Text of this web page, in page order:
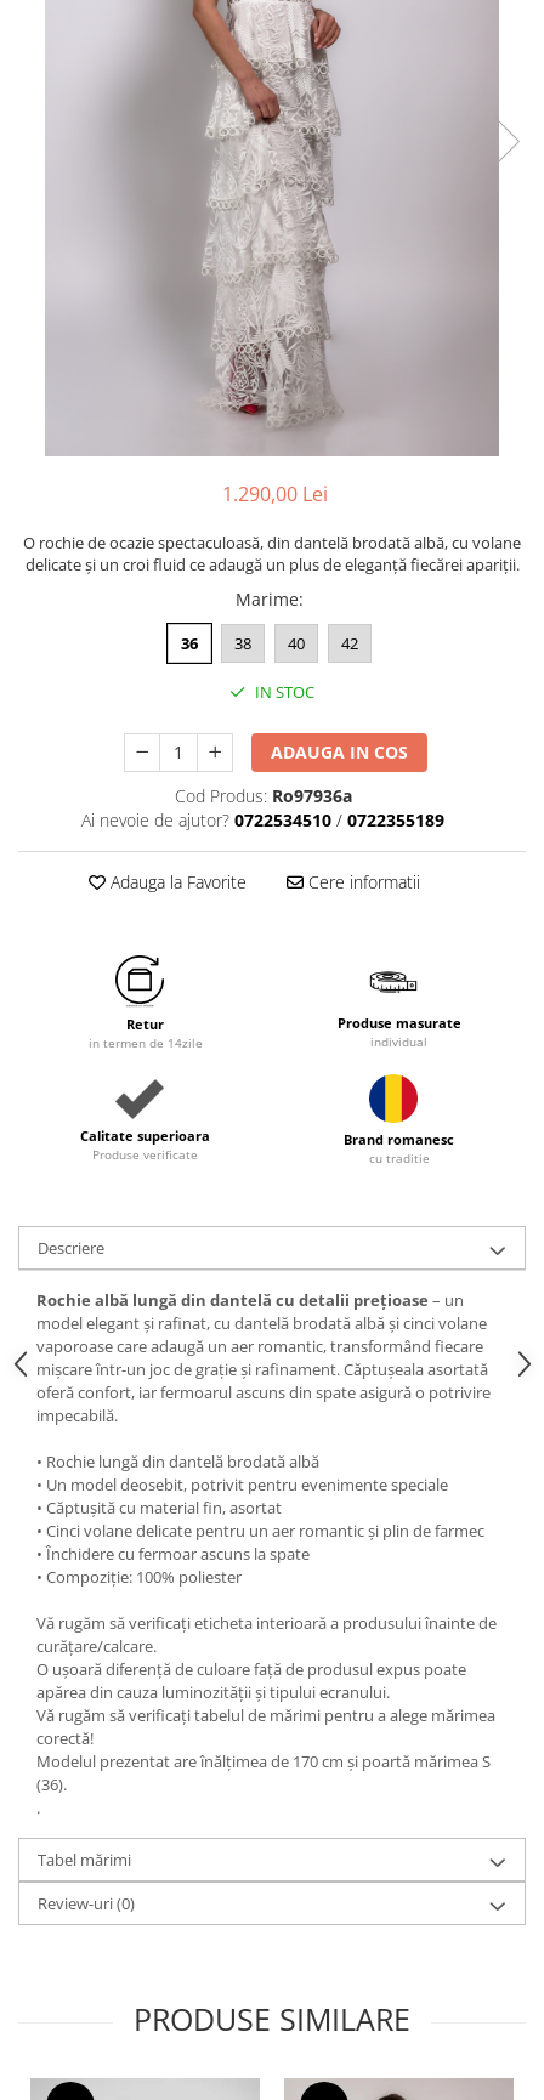
1.290,00 Lei
O rochie de ocazie spectaculoasă, din dantelă brodată albă, cu volane
delicate și un croi fluid ce adaugă un plus de eleganță fiecărei apariții.
Marime:
36 38 40 42
IN STOC
ADAUGA IN COS
Cod Produs: Ro97936a
Ai nevoie de ajutor? 0722534510 / 0722355189
Adauga la Favorite Cere informatii
Retur
in termen de 14zile
Produse masurate
individual
Calitate superioara
Produse verificate
Brand romanesc
cu traditie
Descriere
Rochie albă lungă din dantelă cu detalii prețioase – un
model elegant și rafinat, cu dantelă brodată albă și cinci volane
vaporoase care adaugă un aer romantic, transformând fiecare
mișcare într-un joc de grație și rafinament. Căptușeala asortată
oferă confort, iar fermoarul ascuns din spate asigură o potrivire
impecabilă.
• Rochie lungă din dantelă brodată albă
• Un model deosebit, potrivit pentru evenimente speciale
• Căptușită cu material fin, asortat
• Cinci volane delicate pentru un aer romantic și plin de farmec
• Închidere cu fermoar ascuns la spate
• Compoziție: 100% poliester
Vă rugăm să verificați eticheta interioară a produsului înainte de
curățare/calcare.
O ușoară diferență de culoare față de produsul expus poate
apărea din cauza luminozității și tipului ecranului.
Vă rugăm să verificați tabelul de mărimi pentru a alege mărimea
corectă!
Modelul prezentat are înălțimea de 170 cm și poartă mărimea S
(36).
.
Tabel mărimi
Review-uri(0)
PRODUSE SIMILARE